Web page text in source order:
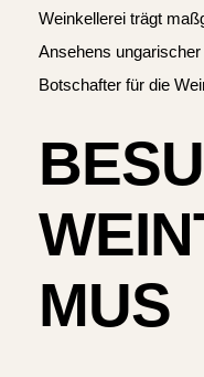
Weinkellerei trägt
Ansehens
Botschafter für die
MUS